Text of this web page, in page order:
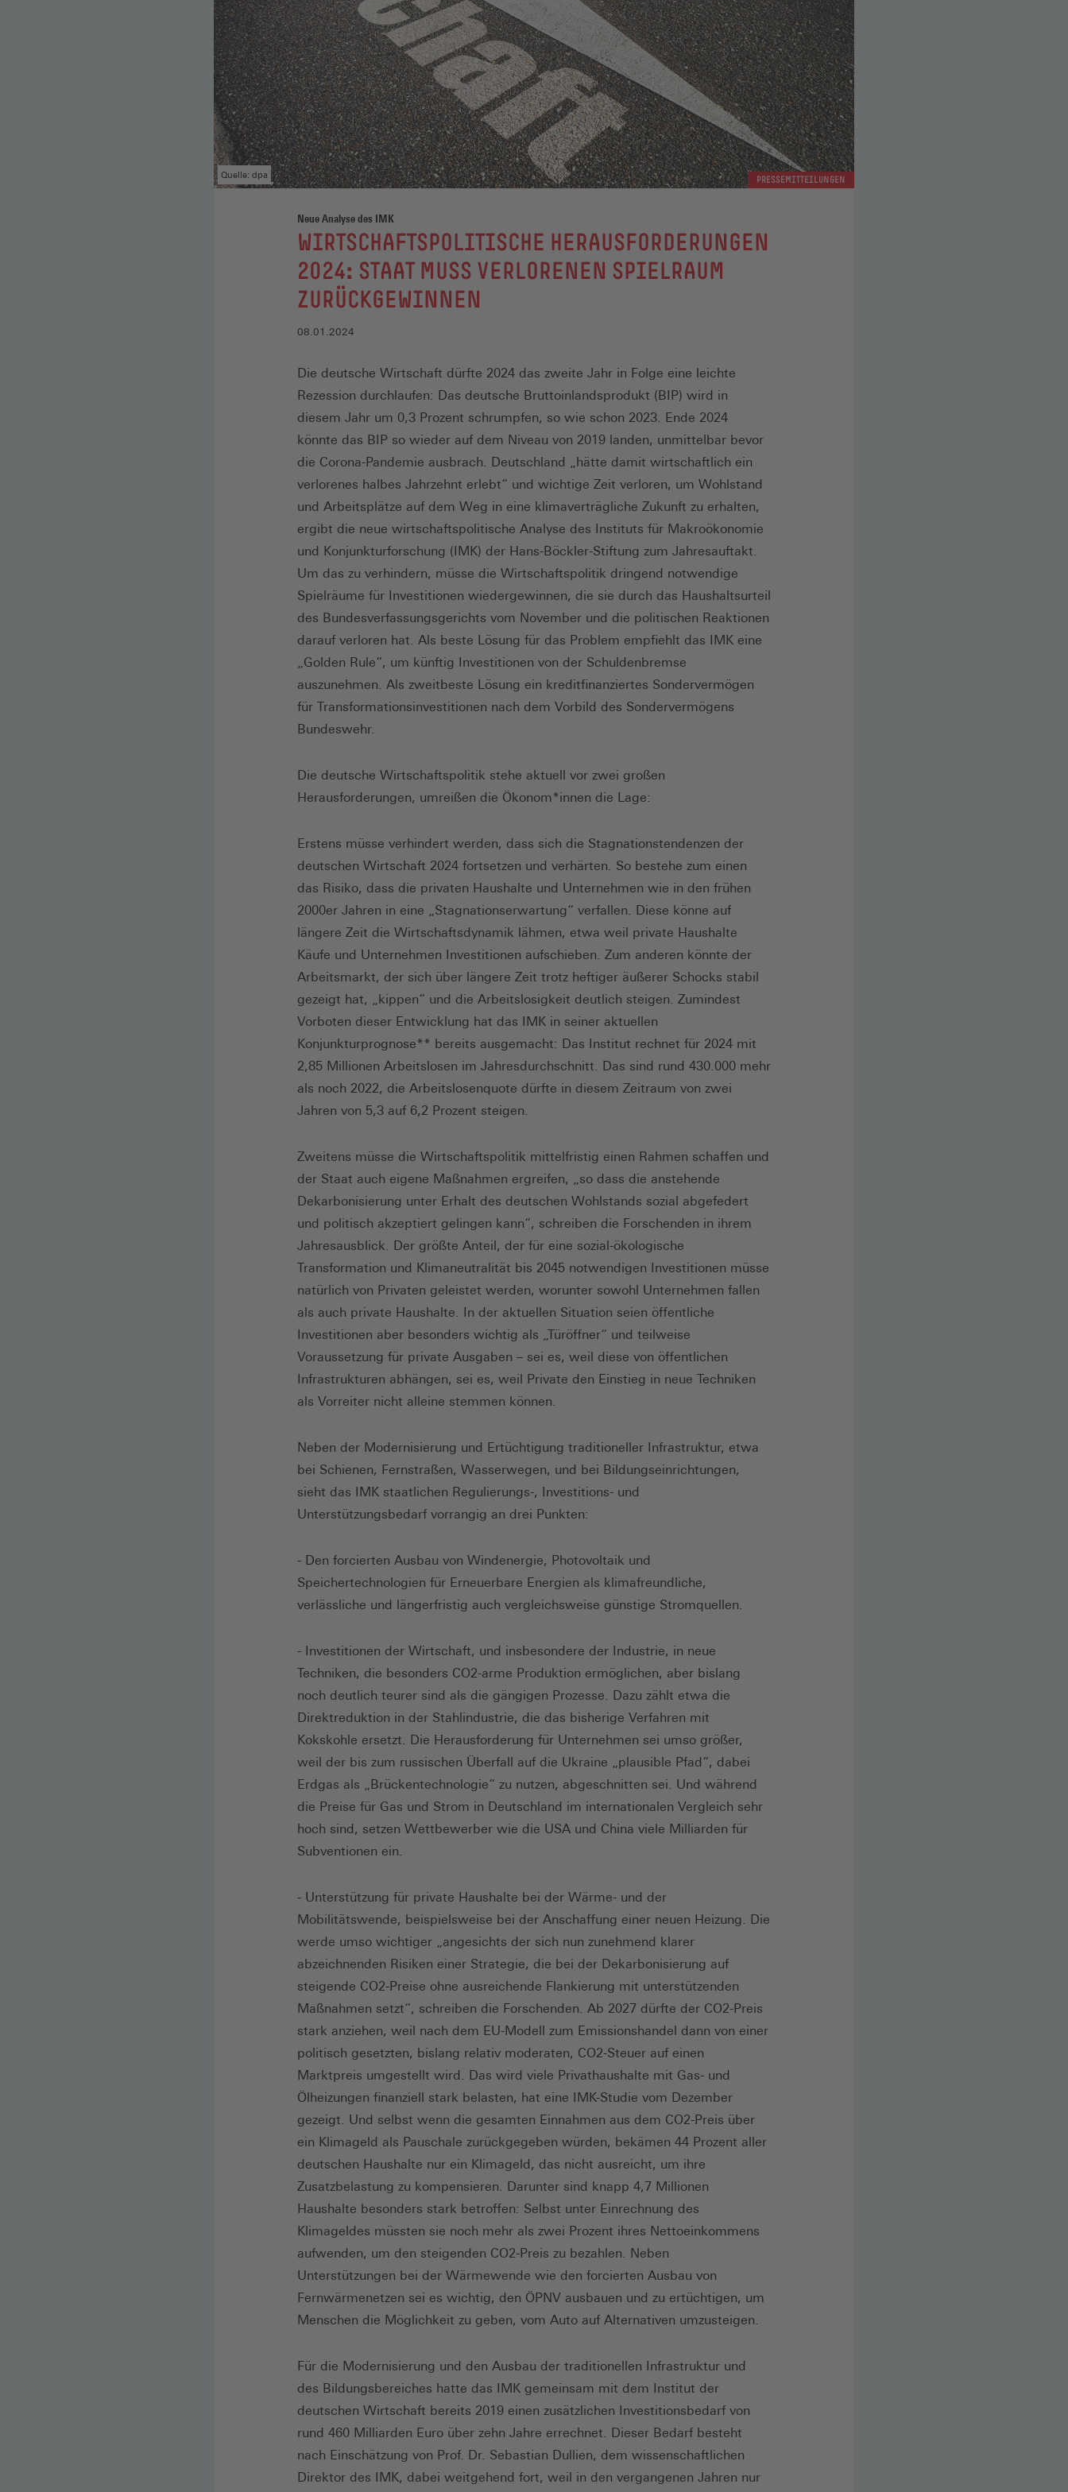
Quelle: dpa PRESSEMITTEILUNGEN
Neue Analyse des IMK
:
WIRTSCHAFTSPOLITISCHE HERAUSFORDERUNGEN
2024: STAAT MUSS VERLORENEN SPIELRAUM
ZURÜCKGEWINNEN
08.01.2024
Die deutsche Wirtschaft dürfte 2024 das zweite Jahr in Folge eine leichte
Rezession durchlaufen: Das deutsche Bruttoinlandsprodukt (BIP) wird in
diesem Jahr um 0,3 Prozent schrumpfen, so wie schon 2023. Ende 2024
könnte das BIP so wieder auf dem Niveau von 2019 landen, unmittelbar bevor
die Corona-Pandemie ausbrach. Deutschland „hätte damit wirtschaftlich ein
verlorenes halbes Jahrzehnt erlebt“ und wichtige Zeit verloren, um Wohlstand
und Arbeitsplätze auf dem Weg in eine klimaverträgliche Zukunft zu erhalten,
ergibt die neue wirtschaftspolitische Analyse des Instituts für Makroökonomie
und Konjunkturforschung (IMK) der Hans-Böckler-Stiftung zum Jahresauftakt.
Um das zu verhindern, müsse die Wirtschaftspolitik dringend notwendige
Spielräume für Investitionen wiedergewinnen, die sie durch das Haushaltsurteil
des Bundesverfassungsgerichts vom November und die politischen Reaktionen
darauf verloren hat. Als beste Lösung für das Problem empfiehlt das IMK eine
„Golden Rule“, um künftig Investitionen von der Schuldenbremse
auszunehmen. Als zweitbeste Lösung ein kreditfinanziertes Sondervermögen
für Transformationsinvestitionen nach dem Vorbild des Sondervermögens
Bundeswehr.
Die deutsche Wirtschaftspolitik stehe aktuell vor zwei großen
Herausforderungen, umreißen die Ökonom*innen die Lage:
Erstens müsse verhindert werden, dass sich die Stagnationstendenzen der
deutschen Wirtschaft 2024 fortsetzen und verhärten. So bestehe zum einen
das Risiko, dass die privaten Haushalte und Unternehmen wie in den frühen
2000er Jahren in eine „Stagnationserwartung“ verfallen. Diese könne auf
längere Zeit die Wirtschaftsdynamik lähmen, etwa weil private Haushalte
Käufe und Unternehmen Investitionen aufschieben. Zum anderen könnte der
Arbeitsmarkt, der sich über längere Zeit trotz heftiger äußerer Schocks stabil
gezeigt hat, „kippen“ und die Arbeitslosigkeit deutlich steigen. Zumindest
Vorboten dieser Entwicklung hat das IMK in seiner aktuellen
Konjunkturprognose** bereits ausgemacht: Das Institut rechnet für 2024 mit
2,85 Millionen Arbeitslosen im Jahresdurchschnitt. Das sind rund 430.000 mehr
als noch 2022, die Arbeitslosenquote dürfte in diesem Zeitraum von zwei
Jahren von 5,3 auf 6,2 Prozent steigen.
Zweitens müsse die Wirtschaftspolitik mittelfristig einen Rahmen schaffen und
der Staat auch eigene Maßnahmen ergreifen, „so dass die anstehende
Dekarbonisierung unter Erhalt des deutschen Wohlstands sozial abgefedert
und politisch akzeptiert gelingen kann“, schreiben die Forschenden in ihrem
Jahresausblick. Der größte Anteil, der für eine sozial-ökologische
Transformation und Klimaneutralität bis 2045 notwendigen Investitionen müsse
natürlich von Privaten geleistet werden, worunter sowohl Unternehmen fallen
als auch private Haushalte. In der aktuellen Situation seien öffentliche
Investitionen aber besonders wichtig als „Türöffner“ und teilweise
Voraussetzung für private Ausgaben – sei es, weil diese von öffentlichen
Infrastrukturen abhängen, sei es, weil Private den Einstieg in neue Techniken
als Vorreiter nicht alleine stemmen können.
Neben der Modernisierung und Ertüchtigung traditioneller Infrastruktur, etwa
bei Schienen, Fernstraßen, Wasserwegen, und bei Bildungseinrichtungen,
sieht das IMK staatlichen Regulierungs-, Investitions- und
Unterstützungsbedarf vorrangig an drei Punkten:
- Den forcierten Ausbau von Windenergie, Photovoltaik und
Speichertechnologien für Erneuerbare Energien als klimafreundliche,
verlässliche und längerfristig auch vergleichsweise günstige Stromquellen.
- Investitionen der Wirtschaft, und insbesondere der Industrie, in neue
Techniken, die besonders CO2-arme Produktion ermöglichen, aber bislang
noch deutlich teurer sind als die gängigen Prozesse. Dazu zählt etwa die
Direktreduktion in der Stahlindustrie, die das bisherige Verfahren mit
Kokskohle ersetzt. Die Herausforderung für Unternehmen sei umso größer,
weil der bis zum russischen Überfall auf die Ukraine „plausible Pfad“, dabei
Erdgas als „Brückentechnologie“ zu nutzen, abgeschnitten sei. Und während
die Preise für Gas und Strom in Deutschland im internationalen Vergleich sehr
hoch sind, setzen Wettbewerber wie die USA und China viele Milliarden für
Subventionen ein.
- Unterstützung für private Haushalte bei der Wärme- und der
Mobilitätswende, beispielsweise bei der Anschaffung einer neuen Heizung. Die
werde umso wichtiger „angesichts der sich nun zunehmend klarer
abzeichnenden Risiken einer Strategie, die bei der Dekarbonisierung auf
steigende CO2-Preise ohne ausreichende Flankierung mit unterstützenden
Maßnahmen setzt“, schreiben die Forschenden. Ab 2027 dürfte der CO2-Preis
stark anziehen, weil nach dem EU-Modell zum Emissionshandel dann von einer
politisch gesetzten, bislang relativ moderaten, CO2-Steuer auf einen
Marktpreis umgestellt wird. Das wird viele Privathaushalte mit Gas- und
Ölheizungen finanziell stark belasten, hat eine IMK-Studie vom Dezember
gezeigt. Und selbst wenn die gesamten Einnahmen aus dem CO2-Preis über
ein Klimageld als Pauschale zurückgegeben würden, bekämen 44 Prozent aller
deutschen Haushalte nur ein Klimageld, das nicht ausreicht, um ihre
Zusatzbelastung zu kompensieren. Darunter sind knapp 4,7 Millionen
Haushalte besonders stark betroffen: Selbst unter Einrechnung des
Klimageldes müssten sie noch mehr als zwei Prozent ihres Nettoeinkommens
aufwenden, um den steigenden CO2-Preis zu bezahlen. Neben
Unterstützungen bei der Wärmewende wie den forcierten Ausbau von
Fernwärmenetzen sei es wichtig, den ÖPNV ausbauen und zu ertüchtigen, um
Menschen die Möglichkeit zu geben, vom Auto auf Alternativen umzusteigen.
Für die Modernisierung und den Ausbau der traditionellen Infrastruktur und
des Bildungsbereiches hatte das IMK gemeinsam mit dem Institut der
deutschen Wirtschaft bereits 2019 einen zusätzlichen Investitionsbedarf von
rund 460 Milliarden Euro über zehn Jahre errechnet. Dieser Bedarf besteht
nach Einschätzung von Prof. Dr. Sebastian Dullien, dem wissenschaftlichen
Direktor des IMK, dabei weitgehend fort, weil in den vergangenen Jahren nur